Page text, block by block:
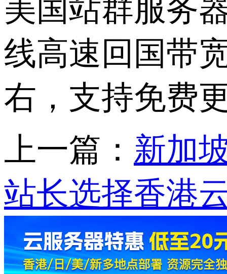
美国站群服务
线高速回国带
右，支持免费
上一篇： 新加
站长选择香港